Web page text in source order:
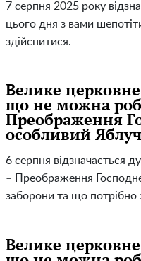
7 серпня 2025 року
цього дня з вами
здійснитися.
Велике
що не можна
Преображення
особливий
6 серпня відзначається
– Преображення
заборони та що
Велике